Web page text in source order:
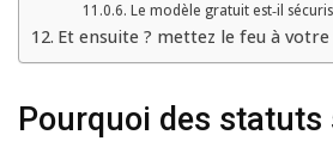
Le modèle gratuit est‑il
Et ensuite ? mettez le feu à
Pourquoi des statuts